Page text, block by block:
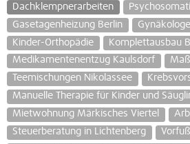
Dachklempnerarbeiten
Gasetagenheizung Berlin
Kinder-Orthopädie
Komplettausbau
Medikamentenentzug Kaulsdorf
Teemischungen Nikolassee
Manuelle Therapie für Kinder und
Mietwohnung Märkisches Viertel
Steuerberatung in Lichtenberg